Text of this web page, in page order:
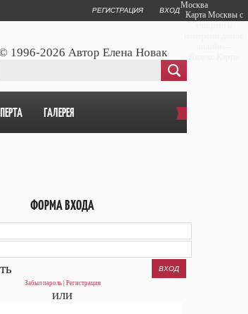
РЕГИСТРАЦИЯ ВХОД
1996-2026 Автор Елена Новак
ГАЛЕРЕЯ
ФОРМА ВХОДА
Забыл пароль| Регистрация
или
Москва
Карта Москвы с